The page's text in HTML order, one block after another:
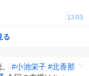
13:03
る
#小池栄子 #北香那